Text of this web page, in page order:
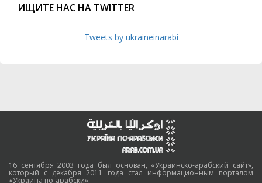
ИЩИТЕ НАС НА TWITTER
Tweets by ukraineinarabi
16 сентября 2003 года был основан, «Украинско-арабский сайт»,
который с декабря 2011 года стал информационным порталом
«Украина по-арабски».